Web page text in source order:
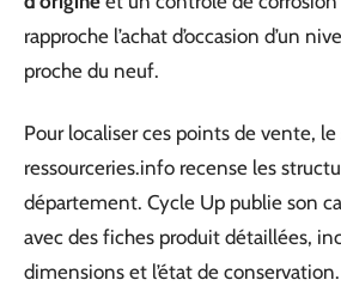
rapproche l’achat d’occasion d’un
proche du neuf.
Pour localiser ces points de vente,
ressourceries.info recense les
département. Cycle Up publie son
avec des fiches produit détaillées,
dimensions et l’état de conservation.